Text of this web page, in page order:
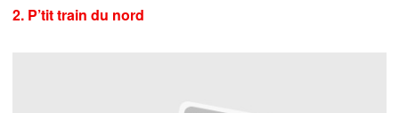
2. P’tit train du nord